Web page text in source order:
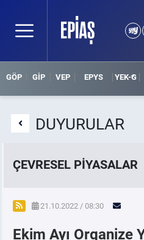
GÖP GİP VEP EPYS YEK-G
DUYURULAR
ÇEVRESEL PİYASALAR
YEK-G Piyasası
YEK-G Nedir?
21.10.2022 / 08:30
Ekim Ayı Organize